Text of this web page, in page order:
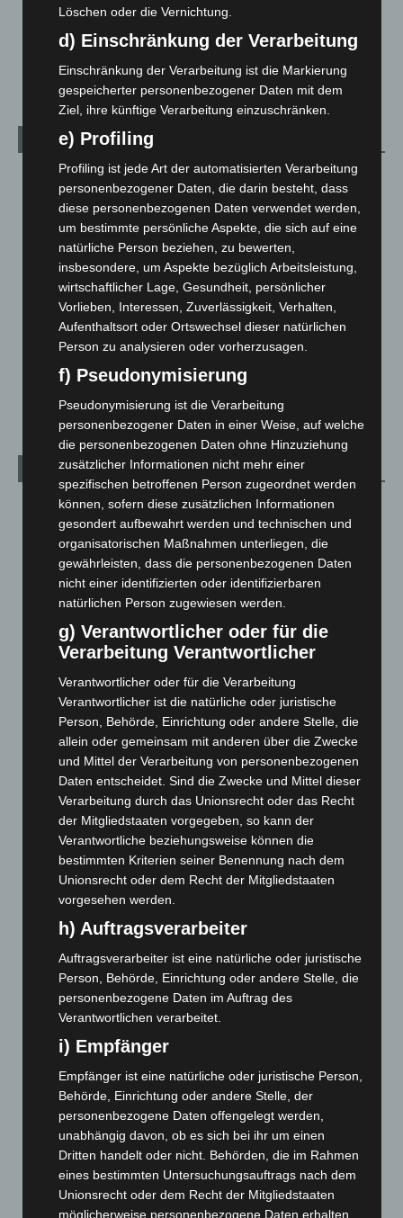
Roten Kreuz
5. August 2026
Kategorien
Blaulicht
2.800
Corona-News
712
Hannover und Region
5.040
Langenhagen und Ortsteile
Leserbriefe
Menschen
Über uns
Veranstaltungen
Archiv
August 2026 (16)
Juli 2026
(73)
Juni 2026(139)
Mai 2026(99)
März 2026 (115)
Januar 2026(122)
Dezember 2025(103)
November 2025(114)
Oktober 2025(112)
September 2025(93)
August 2025(90)
Juli 2025(90)
Juni 2025(103)
Mai 2025
April 2025(88)
März 2025(111)
Februar 2025(96)
Januar 2025(88)
Dezember 2024(89)
November 2024 (94)
Oktober 2024 (93)
September 2024
(112)
August 2024(107)
Juli 2024(89)
Juni 2024(107)
Löschen oder die Vernichtung.
d) Einschränkung der Verarbeitung
Einschränkung der Verarbeitung ist die Markierung
gespeicherter personenbezogener Daten mit dem
Ziel, ihre künftige Verarbeitung einzuschränken.
e) Profiling
Profiling ist jede Art der automatisierten Verarbeitung
personenbezogener Daten, die darin besteht, dass
diese personenbezogenen Daten verwendet werden,
um bestimmte persönliche Aspekte, die sich auf eine
natürliche Person beziehen, zu bewerten,
insbesondere, um Aspekte bezüglich Arbeitsleistung,
wirtschaftlicher Lage, Gesundheit, persönlicher
Vorlieben, Interessen, Zuverlässigkeit, Verhalten,
Aufenthaltsort oder Ortswechsel dieser natürlichen
Person zu analysieren oder vorherzusagen.
f) Pseudonymisierung
Pseudonymisierung ist die Verarbeitung
personenbezogener Daten in einer Weise, auf welche
die personenbezogenen Daten ohne Hinzuziehung
zusätzlicher Informationen nicht mehr einer
spezifischen betroffenen Person zugeordnet werden
können, sofern diese zusätzlichen Informationen
gesondert aufbewahrt werden und technischen und
organisatorischen Maßnahmen unterliegen, die
gewährleisten, dass die personenbezogenen Daten
nicht einer identifizierten oder identifizierbaren
natürlichen Person zugewiesen werden.
g) Verantwortlicher oder für die
Verarbeitung Verantwortlicher
Verantwortlicher oder für die Verarbeitung
Verantwortlicher ist die natürliche oder juristische
Person, Behörde, Einrichtung oder andere Stelle, die
allein oder gemeinsam mit anderen über die Zwecke
und Mittel der Verarbeitung von personenbezogenen
Daten entscheidet. Sind die Zwecke und Mittel dieser
Verarbeitung durch das Unionsrecht oder das Recht
der Mitgliedstaaten vorgegeben, so kann der
Verantwortliche beziehungsweise können die
bestimmten Kriterien seiner Benennung nach dem
Unionsrecht oder dem Recht der Mitgliedstaaten
vorgesehen werden.
h) Auftragsverarbeiter
Auftragsverarbeiter ist eine natürliche oder juristische
Person, Behörde, Einrichtung oder andere Stelle, die
personenbezogene Daten im Auftrag des
Verantwortlichen verarbeitet.
i) Empfänger
Empfänger ist eine natürliche oder juristische Person,
Behörde, Einrichtung oder andere Stelle, der
personenbezogene Daten offengelegt werden,
unabhängig davon, ob es sich bei ihr um einen
Dritten handelt oder nicht. Behörden, die im Rahmen
eines bestimmten Untersuchungsauftrags nach dem
Unionsrecht oder dem Recht der Mitgliedstaaten
möglicherweise personenbezogene Daten erhalten,